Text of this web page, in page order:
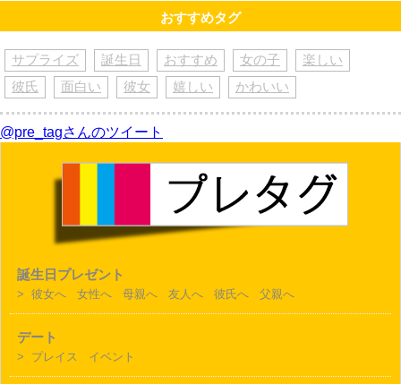
おすすめタグ
サプライズ 誕生日 おすすめ 女の子
楽しい
彼氏
面白い 彼女 嬉しい かわいい
@pre_tagさんのツイート
誕生日プレゼント
> 彼女へ 女性へ 母親へ 友人へ 彼氏へ 父親へ
デート
> プレイス イベント